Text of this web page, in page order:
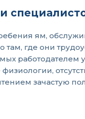
ям,
где они
работодателем
зачастую